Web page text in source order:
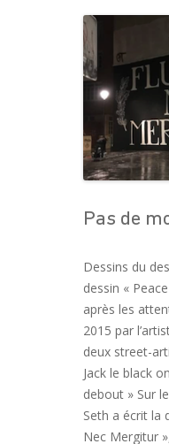
Pas de
Dessins du
dessin «
après les
2015 par
deux street-
Jack le black
debout » Sur
Seth a écrit la
Nec Mergitur